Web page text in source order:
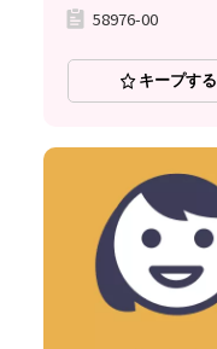
58976-00
キープする